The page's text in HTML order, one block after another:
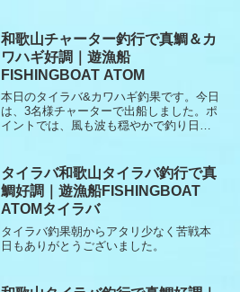
和歌山チャーター釣行で真鯛＆カ
ワハギ好調｜遊漁船
FISHINGBOAT ATOM
本日のタイラバ&カワハギ釣果です。今日
は、3名様チャーターで出船しました。ポ
イントでは、風も波も穏やかで釣り日和
しかし次が続かない。そこでカワハギに
初チャレンジするお客様が、掛け合わせ
に奮闘するも小さいカワハギに遊ばれて
なかなか良いのが釣れないままカワハギ
終了。再度タイラバで全員釣れるまで頑
張る事に、ポツポツと真鯛が釣れて残り
10分の終了合図の後に初タイラバのお客
にありがとうございました。今日も小さ
タイラバ和歌山タイラバ釣行で真
鯛好調｜遊漁船FISHINGBOAT
ATOMタイラバ
タイラバ釣果朝からアタリ少なく苦戦本
日もありがとうございました。